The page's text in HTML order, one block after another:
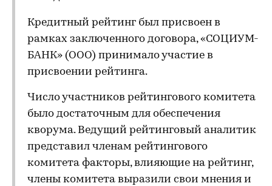
Кредитный рейтинг был присвоен в
рамках заключенного договора, «СОЦИУМ-
БАНК» (ООО) принимало участие в
присвоении рейтинга.
Число участников рейтингового комитета
было достаточным для обеспечения
кворума. Ведущий рейтинговый аналитик
представил членам рейтингового
комитета факторы, влияющие на рейтинг,
члены комитета выразили свои мнения и